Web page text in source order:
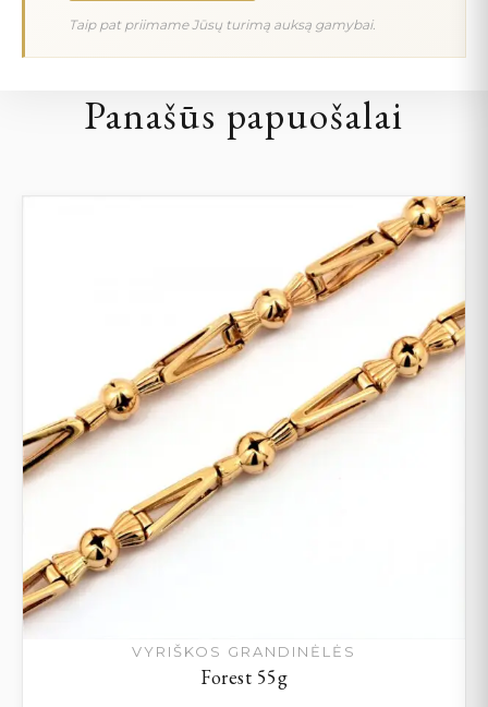
Taip pat priimame Jūsų turimą auksą gamybai.
Panašūs papuošalai
VYRIŠKOS GRANDINĖLĖS
Forest 55g